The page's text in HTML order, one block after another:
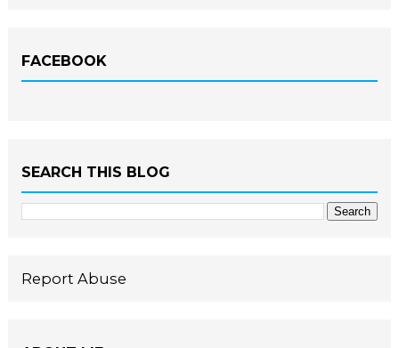
FACEBOOK
SEARCH THIS BLOG
Report Abuse